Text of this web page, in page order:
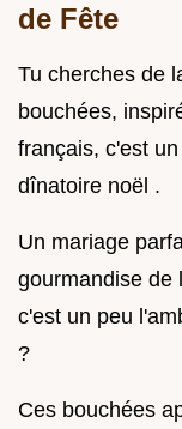
de Fête
Tu cherches de
bouchées,
français, c'est
dînatoire noël .
Un mariage
gourmandise de
c'est un peu
?
Ces bouchées